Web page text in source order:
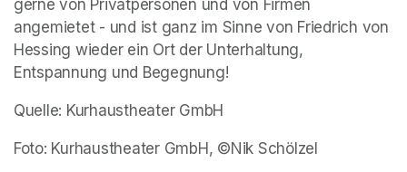
gerne von Privatpersonen und von Firmen
angemietet - und ist ganz im Sinne von Friedrich von
Hessing wieder ein Ort der Unterhaltung,
Entspannung und Begegnung!
Quelle: Kurhaustheater GmbH
Foto: Kurhaustheater GmbH, ©Nik Schölzel